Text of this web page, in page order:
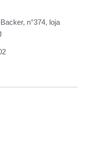
n°374, loja